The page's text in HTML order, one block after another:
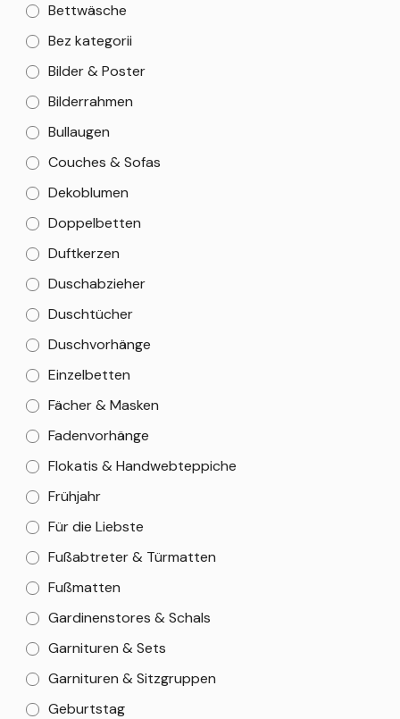
Bettwäsche
Bez kategorii
Bilder & Poster
Bilderrahmen
Bullaugen
Couches & Sofas
Dekoblumen
Doppelbetten
Duftkerzen
Duschabzieher
Duschtücher
Duschvorhänge
Einzelbetten
Fächer & Masken
Fadenvorhänge
Flokatis & Handwebteppiche
Frühjahr
Für die Liebste
Fußabtreter & Türmatten
Fußmatten
Gardinenstores & Schals
Garnituren & Sets
Garnituren & Sitzgruppen
Geburtstag